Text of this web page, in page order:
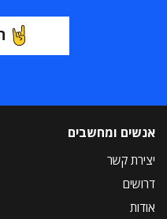
אנשים ומחשבים
יצירת קשר
דרושים
אודות